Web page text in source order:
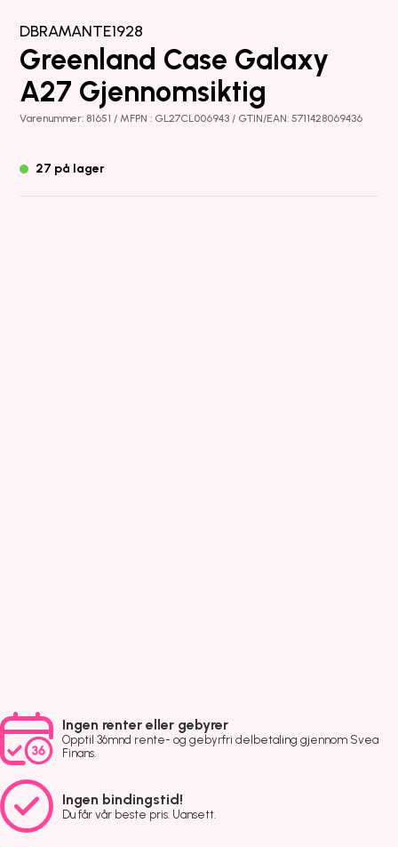
DBRAMANTE1928
Greenland Case Galaxy
A27 Gjennomsiktig
Varenummer: 81651 / MFPN : GL27CL006943 / GTIN/EAN: 5711428069436
27 på lager
Ingen renter eller gebyrer
Opptil 36mnd rente- og gebyrfri delbetaling gjennom Svea
Finans.
Ingen bindingstid!
Du får vår beste pris. Uansett.